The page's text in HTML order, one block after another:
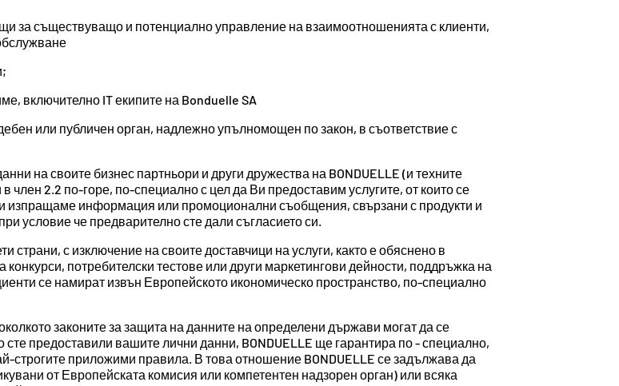
за съществуващо и потенциално управление на взаимоотношенията с клиенти,
включително IT екипите на Bonduelle SA
или публичен орган, надлежно упълномощен по закон, в съответствие с
на своите бизнес партньори и други дружества на BONDUELLE (и техните
член 2.2 по-горе, по-специално с цел да Ви предоставим услугите, от които се
изпращаме информация или промоционални съобщения, свързани с продукти и
условие че предварително сте дали съгласието си.
страни, с изключение на своите доставчици на услуги, както е обяснено в
потребителски тестове или други маркетингови дейности, поддръжка на
се намират извън Европейското икономическо пространство, по-специално
законите за защита на данните на определени държави могат да се
предоставили вашите лични данни, BONDUELLE ще гарантира по - специално,
строгите приложими правила. В това отношение BONDUELLE се задължава да
от Европейската комисия или компетентен надзорен орган) или всяка